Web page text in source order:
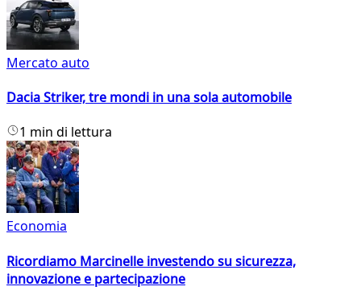
Mercato auto
Dacia Striker, tre mondi in una sola automobile
1 min di lettura
Economia
Ricordiamo Marcinelle investendo su sicurezza,
innovazione e partecipazione